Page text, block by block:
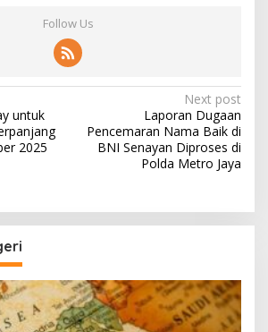
Follow Us
untuk
2025
Next post
Laporan Dugaan
Pencemaran Nama Baik di
BNI Senayan Diproses di
Polda Metro Jaya